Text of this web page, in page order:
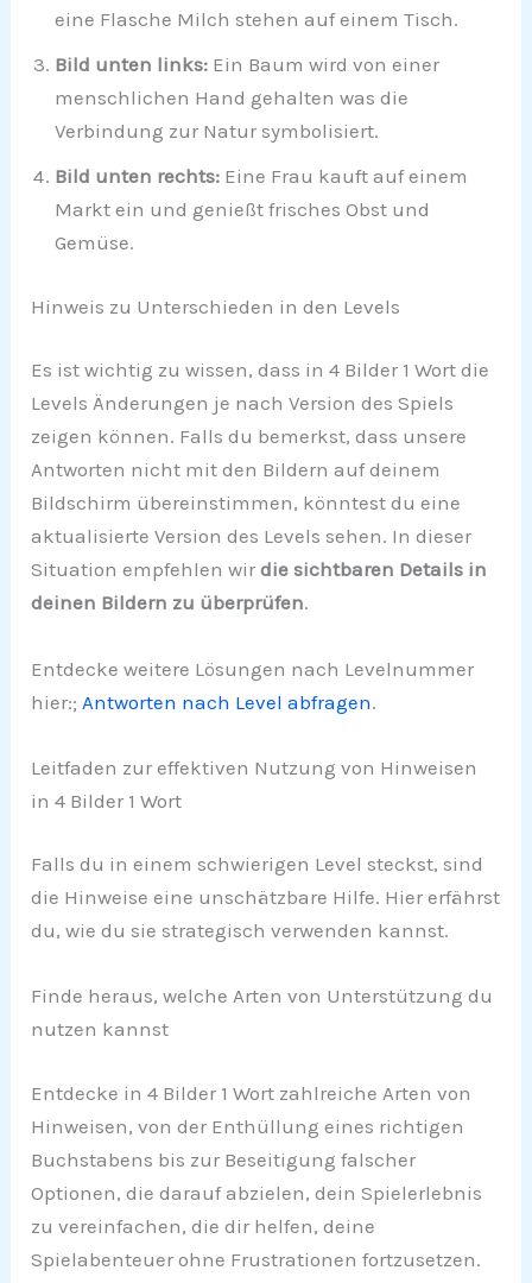
eine Flasche Milch stehen auf einem Tisch.
Bild unten links: Ein Baum wird von einer
menschlichen Hand gehalten was die
Verbindung zur Natur symbolisiert.
Bild unten rechts: Eine Frau kauft auf einem
Markt ein und genießt frisches Obst und
Gemüse.
Hinweis zu Unterschieden in den Levels
Es ist wichtig zu wissen, dass in 4 Bilder 1 Wort die
Levels Änderungen je nach Version des Spiels
zeigen können. Falls du bemerkst, dass unsere
Antworten nicht mit den Bildern auf deinem
Bildschirm übereinstimmen, könntest du eine
aktualisierte Version des Levels sehen. In dieser
Situation empfehlen wirdie sichtbaren Details in
deinen Bildern zu überprüfen.
Entdecke weitere Lösungen nach Levelnummer
hier:; Antworten nach Level abfragen.
Leitfaden zur effektiven Nutzung von Hinweisen
in 4 Bilder 1 Wort
Falls du in einem schwierigen Level steckst, sind
die Hinweise eine unschätzbare Hilfe. Hier erfährst
du, wie du sie strategisch verwenden kannst.
Finde heraus, welche Arten von Unterstützung du
nutzen kannst
Entdecke in 4 Bilder 1 Wort zahlreiche Arten von
Hinweisen, von der Enthüllung eines richtigen
Buchstabens bis zur Beseitigung falscher
Optionen, die darauf abzielen, dein Spielerlebnis
zu vereinfachen, die dir helfen, deine
Spielabenteuer ohne Frustrationen fortzusetzen.